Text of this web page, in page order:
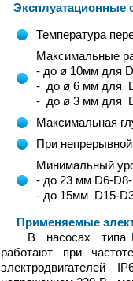
Эксплуатационные
Температура
Максимальные
- до ø 10мм для
- до ø 6 мм для
- до ø 3 мм для
Максимальная
При
Минимальный
- до 23 мм D6-
- до 15мм D15-
Применяемые
В насосах типа D
работают при
электродвигателей